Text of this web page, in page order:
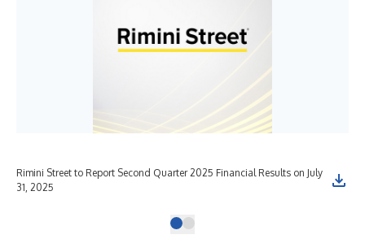
Rimini Street to Report Second Quarter 2025 Financial Results on July
31, 2025